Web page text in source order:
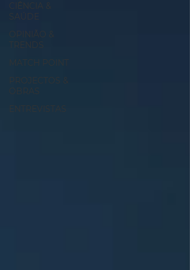
CIÊNCIA &
SAÚDE
OPINIÃO &
TRENDS
MATCH POINT
PROJECTOS &
OBRAS
ENTREVISTAS